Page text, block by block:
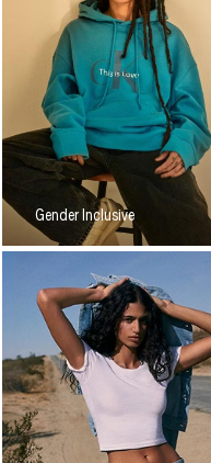
Gender Inclusive